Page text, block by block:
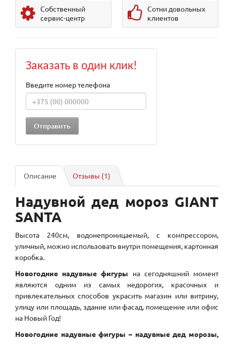
Собственный
сервис-центр
Сотни довольных
клиентов
Заказать в один клик!
Введите номер телефона
Описание Отзывы (1)
Надувной дед мороз GIANT
SANTA
Высота 240см, водонепроницаемый, с компрессором,
уличный, можно использовать внутри помещения, картонная
коробка.
Новогодние надувные фигуры на сегодняшний момент
являются одним из самых недорогих, красочных и
привлекательных способов украсить магазин или витрину,
улицу или площадь, здание или фасад, помещение или офис
на Новый Год!
Новогодние надувные фигуры – надувные дед морозы,